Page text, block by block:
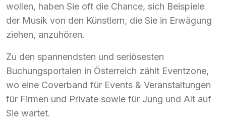
wollen, haben Sie oft die Chance, sich Beispiele
der Musik von den Künstlern, die Sie in Erwägung
ziehen, anzuhören.
Zu den spannendsten und seriösesten
Buchungsportalen in Österreich zählt Eventzone,
wo eine Coverband für Events & Veranstaltungen
für Firmen und Private sowie für Jung und Alt auf
Sie wartet.